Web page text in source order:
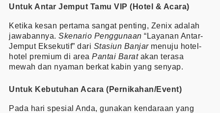
Untuk Antar Jemput Tamu VIP (Hotel & Acara)
Ketika kesan pertama sangat penting, Zenix adalah
jawabannya. Skenario Penggunaan “Layanan Antar-
Jemput Eksekutif” dari Stasiun Banjarmenuju hotel-
hotel premium di area Pantai Baratakan terasa
mewah dan nyaman berkat kabin yang senyap.
Untuk Kebutuhan Acara (Pernikahan/Event)
Pada hari spesial Anda, gunakan kendaraan yang